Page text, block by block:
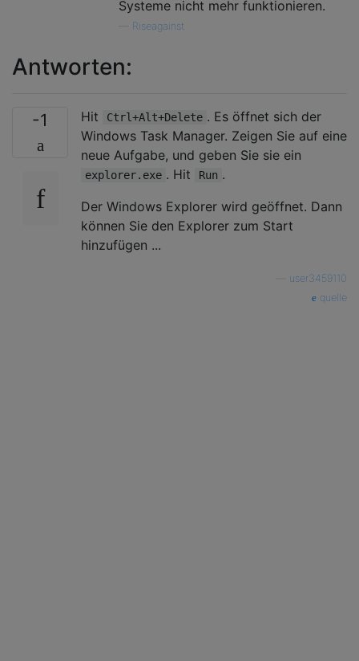
Systeme nicht mehr funktionieren.
Riseagainst
Antworten:
-1 Hit Ctrl+Alt+Delete . Es öffnet sich der
Windows Task Manager. Zeigen Sie auf eine
neue Aufgabe, und geben Sie sie ein
explorer.exe . Hit Run .
Der Windows Explorer wird geöffnet. Dann
können Sie den Explorer zum Start
hinzufügen ...
user3459110
quelle